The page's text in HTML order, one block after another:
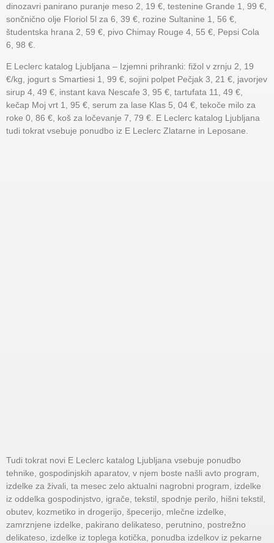
dinozavri panirano puranje meso 2, 19 €, testenine Grande 1, 99 €,
sončnično olje Floriol 5l za 6, 39 €, rozine Sultanine 1, 56 €,
študentska hrana 2, 59 €, pivo Chimay Rouge 4, 55 €, Pepsi Cola
6, 98 €.
E Leclerc katalog Ljubljana – Izjemni prihranki: fižol v zrnju 2, 19
€/kg, jogurt s Smartiesi 1, 99 €, sojini polpet Pečjak 3, 21 €, javorjev
sirup 4, 49 €, instant kava Nescafe 3, 95 €, tartufata 11, 49 €,
kečap Moj vrt 1, 95 €, serum za lase Klas 5, 04 €, tekoče milo za
roke 0, 86 €, koš za ločevanje 7, 79 €. E Leclerc katalog Ljubljana
tudi tokrat vsebuje ponudbo iz E Leclerc Zlatarne in Leposane.
Tudi tokrat novi E Leclerc katalog Ljubljana vsebuje ponudbo
tehnike, gospodinjskih aparatov, v njem boste našli avto program,
izdelke za živali, ta mesec zelo aktualni nagrobni program, izdelke
iz oddelka gospodinjstvo, igrače, tekstil, spodnje perilo, hišni tekstil,
obutev, kozmetiko in drogerijo, špecerijo, mlečne izdelke,
zamrznjene izdelke, pakirano delikateso, perutnino, postrežno
delikateso, izdelke iz toplega kotička, ponudba izdelkov iz pekarne